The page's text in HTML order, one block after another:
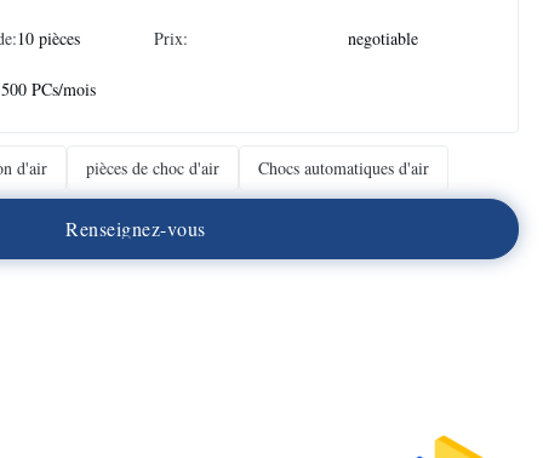
10 pièces Prix: negotiable
PCs/mois
d'air pièces de choc d'air Chocs automatiques d'air
Renseignez-vous